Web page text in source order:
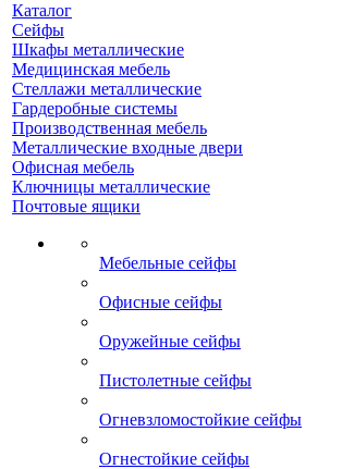
Каталог
Сейфы
Шкафы металлические
Медицинская мебель
Стеллажи металлические
Гардеробные системы
Производственная мебель
Металлические входные двери
Офисная мебель
Ключницы металлические
Почтовые ящики
Мебельные сейфы
Офисные сейфы
Оружейные сейфы
Пистолетные сейфы
Огневзломостойкие сейфы
Огнестойкие сейфы